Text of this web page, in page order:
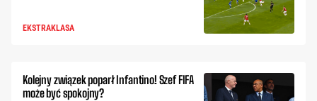
EKSTRAKLASA
Kolejny związek poparł Infantino! Szef FIFA
może być spokojny?